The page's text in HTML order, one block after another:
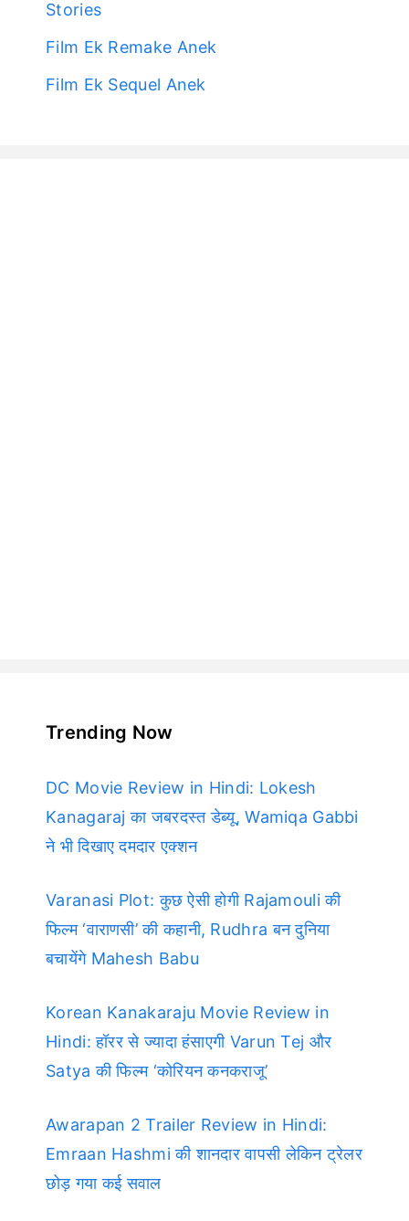
Stories
Film Ek Remake Anek
Film Ek Sequel Anek
Trending Now
DC Movie Review in Hindi: Lokesh
Kanagaraj का जबरदस्त डेब्यू, Wamiqa Gabbi
ने भी दिखाए दमदार एक्शन
Varanasi Plot: कुछ ऐसी होगी Rajamouli की
फिल्म ‘वाराणसी’ की कहानी, Rudhra बन दुनिया
बचायेंगे Mahesh Babu
Korean Kanakaraju Movie Review in
Hindi: हॉरर से ज्यादा हंसाएगी Varun Tej और
Satya की फिल्म ‘कोरियन कनकराजू’
Awarapan 2 Trailer Review in Hindi:
Emraan Hashmi की शानदार वापसी लेकिन ट्रेलर
छोड़ गया कई सवाल